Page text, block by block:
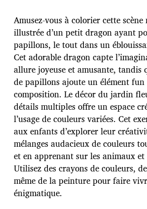
e
p
u
b
l
i
c
a
t
i
o
n
Amusez-vous à colorier cette
illustrée d’un petit dragon ayant
papillons, le tout dans un
Cet adorable dragon capte
allure joyeuse et amusante, tandis
de papillons ajoute un élément
composition. Le décor du jardin
détails multiples offre un espace
l’usage de couleurs variées. Cet
aux enfants d’explorer leur
mélanges audacieux de couleurs
et en apprenant sur les animaux
Utilisez des crayons de couleurs,
même de la peinture pour faire
énigmatique.